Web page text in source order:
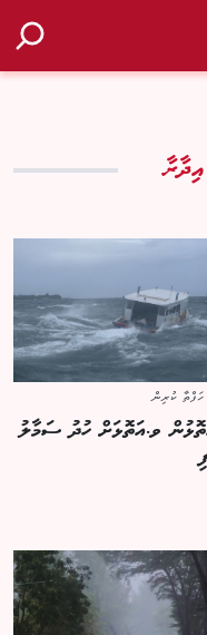
ވ.އަތޮޅަށް ހުދު ސަމާލު